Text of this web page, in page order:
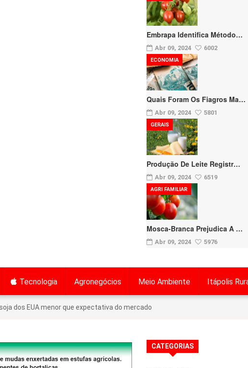
Embrapa Identifica Método…
Abr 09, 2024 6002
Quais Foram Os Fiagros Ma…
Abr 09, 2024 5801
ECONOMIA
Produção De Leite Registr…
Abr 09, 2024 6519
GERAIS
Mosca-Branca Prejudica A …
Abr 09, 2024 5976
AGRI FAMILIAR
Tecnologia Agronegócios Meio Ambiente Itápolis
dos EUA menor que expectativa do mercado
CATEGORIAS